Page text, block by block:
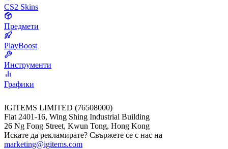
CS2 Skins
Предмети
PlayBoost
Инструменти
Графики
IGITEMS LIMITED (76508000)
Flat 2401-16, Wing Shing Industrial Building
26 Ng Fong Street, Kwun Tong, Hong Kong
Искате да рекламирате? Свържете се с нас на
marketing@igitems.com